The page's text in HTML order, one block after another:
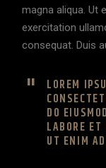
magna aliqua. Ut
exercitation
consequat. Duis
LOREM
DO
LABORE
UT ENIM